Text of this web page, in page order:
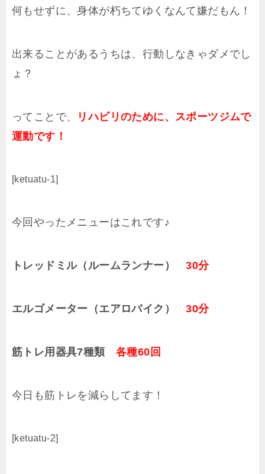
何もせずに、身体が朽ちてゆくなんて嫌だもん！
出来ることがあるうちは、行動しなきゃダメでし
ょ？
ってことで、
リハビリのために、スポーツジムで
運動です！
[ketuatu-1]
今回やったメニューはこれです♪
トレッドミル（ルームランナー）30分
エルゴメーター（エアロバイク）30分
筋トレ用器具7種類 各種60回
今日も筋トレを減らしてます！
[ketuatu-2]